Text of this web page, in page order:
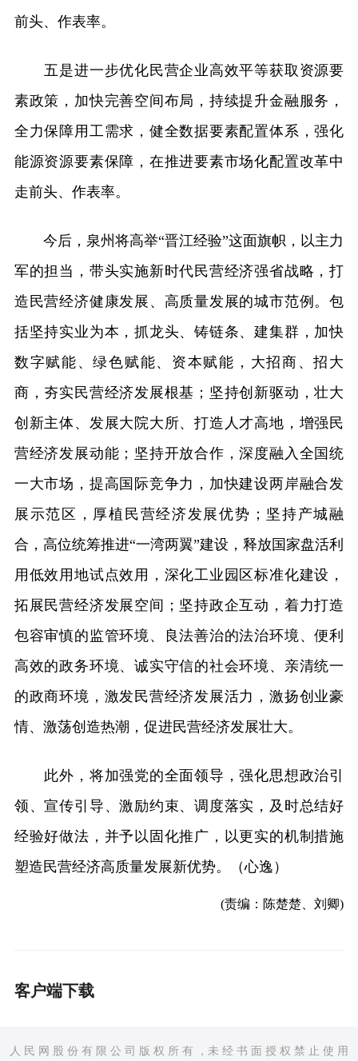
前头、作表率。
五是进一步优化民营企业高效平等获取资源要
素政策，加快完善空间布局，持续提升金融服务，
全力保障用工需求，健全数据要素配置体系，强化
能源资源要素保障，在推进要素市场化配置改革中
走前头、作表率。
今后，泉州将高举“晋江经验”这面旗帜，以主力
军的担当，带头实施新时代民营经济强省战略，打
造民营经济健康发展、高质量发展的城市范例。包
括坚持实业为本，抓龙头、铸链条、建集群，加快
数字赋能、绿色赋能、资本赋能，大招商、招大
商，夯实民营经济发展根基；坚持创新驱动，壮大
创新主体、发展大院大所、打造人才高地，增强民
营经济发展动能；坚持开放合作，深度融入全国统
一大市场，提高国际竞争力，加快建设两岸融合发
展示范区，厚植民营经济发展优势；坚持产城融
合，高位统筹推进“一湾两翼”建设，释放国家盘活利
用低效用地试点效用，深化工业园区标准化建设，
拓展民营经济发展空间；坚持政企互动，着力打造
包容审慎的监管环境、良法善治的法治环境、便利
高效的政务环境、诚实守信的社会环境、亲清统一
的政商环境，激发民营经济发展活力，激扬创业豪
情、激荡创造热潮，促进民营经济发展壮大。
此外，将加强党的全面领导，强化思想政治引
领、宣传引导、激励约束、调度落实，及时总结好
经验好做法，并予以固化推广，以更实的机制措施
塑造民营经济高质量发展新优势。（心逸）
(责编：陈楚楚、刘卿)
客户端下载
人 民 网 股 份 有 限 公 司 版 权 所 有 ，未 经 书 面 授 权 禁 止 使 用